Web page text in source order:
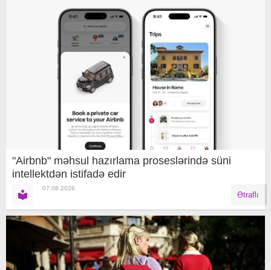
"Airbnb" məhsul hazırlama proseslərində süni
intellektdən istifadə edir
07.08.2026
Ətraflı